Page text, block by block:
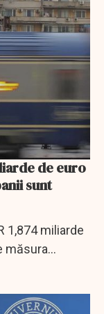
sunt
1,874 miliarde
măsura